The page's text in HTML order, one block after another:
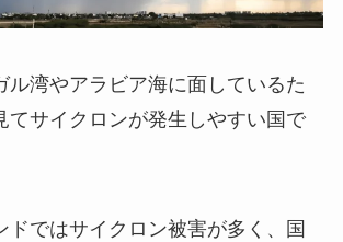
ル湾やアラビア海に面しているた
てサイクロンが発生しやすい国で
ドではサイクロン被害が多く、国